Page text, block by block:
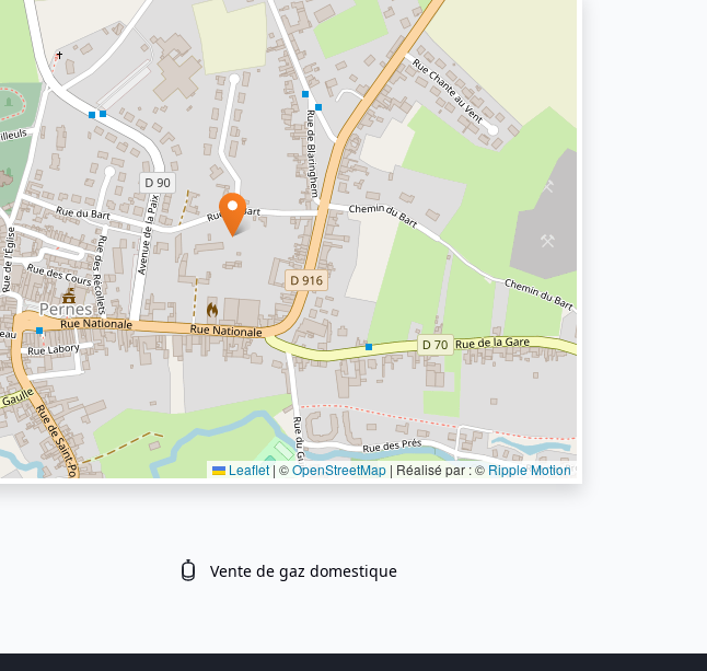
Leaflet | ©OpenStreetMap | Réalisé par : © Ripple Motion
Vente de gaz domestique